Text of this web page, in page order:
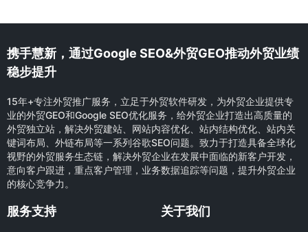
携手慧新，通过Google SEO&外贸GEO推动外贸业绩
稳步提升
15年+专注外贸推广服务，立足于外贸软件研发，为外贸企业提供专
业的外贸GEO和Google SEO优化服务，给外贸企业打造出高质量的
外贸独立站，解决外贸建站、网站内容优化、站内结构优化、站内关
键词布局、外链布局等一系列谷歌SEO问题。致力于打造具备全球化
视野的外贸服务生态链，解决外贸企业在发展中面临的新客户开发，
意向客户跟进，重点客户管理，业务数据追踪等问题，提升外贸企业
的核心竞争力。
服务支持 关于我们